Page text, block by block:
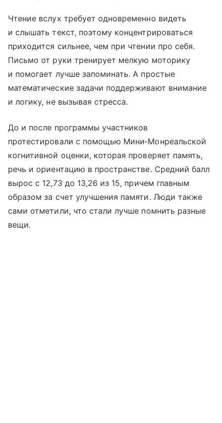
Чтение вслух требует одновременно видеть
и слышать текст, поэтому концентрироваться
приходится сильнее, чем при чтении про себя.
Письмо от руки тренирует мелкую моторику
и помогает лучше запоминать. А простые
математические задачи поддерживают внимание
и логику, не вызывая стресса.
До и после программы участников
протестировали с помощью Мини‑Монреальской
когнитивной оценки, которая проверяет память,
речь и ориентацию в пространстве. Средний балл
вырос с 12,73 до 13,26 из 15, причем главным
образом за счет улучшения памяти. Люди также
сами отметили, что стали лучше помнить разные
вещи.